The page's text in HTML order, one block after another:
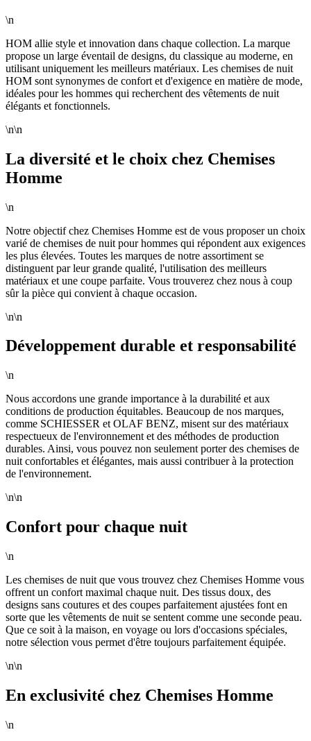
\n
HOM allie style et innovation dans chaque collection. La marque
propose un large éventail de designs, du classique au moderne, en
utilisant uniquement les meilleurs matériaux. Les chemises de nuit
HOM sont synonymes de confort et d'exigence en matière de mode,
idéales pour les hommes qui recherchent des vêtements de nuit
élégants et fonctionnels.
\n\n
La diversité et le choix chez Chemises
Homme
\n
Notre objectif chez Chemises Homme est de vous proposer un choix
varié de chemises de nuit pour hommes qui répondent aux exigences
les plus élevées. Toutes les marques de notre assortiment se
distinguent par leur grande qualité, l'utilisation des meilleurs
matériaux et une coupe parfaite. Vous trouverez chez nous à coup
sûr la pièce qui convient à chaque occasion.
\n\n
Développement durable et responsabilité
\n
Nous accordons une grande importance à la durabilité et aux
conditions de production équitables. Beaucoup de nos marques,
comme SCHIESSER et OLAF BENZ, misent sur des matériaux
respectueux de l'environnement et des méthodes de production
durables. Ainsi, vous pouvez non seulement porter des chemises de
nuit confortables et élégantes, mais aussi contribuer à la protection
de l'environnement.
\n\n
Confort pour chaque nuit
\n
Les chemises de nuit que vous trouvez chez Chemises Homme vous
offrent un confort maximal chaque nuit. Des tissus doux, des
designs sans coutures et des coupes parfaitement ajustées font en
sorte que les vêtements de nuit se sentent comme une seconde peau.
Que ce soit à la maison, en voyage ou lors d'occasions spéciales,
notre sélection vous permet d'être toujours parfaitement équipée.
\n\n
En exclusivité chez Chemises Homme
\n